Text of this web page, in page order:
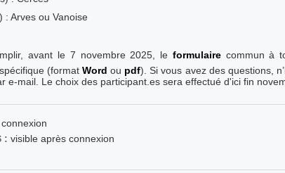
: Arves ou Vanoise
avant le 7 novembre 2025, le formulairecommun à
(format Word ou pdf). Si vous avez des questions,
e-mail. Le choix des participant.es sera effectué d'ici fin
: visible après connexion